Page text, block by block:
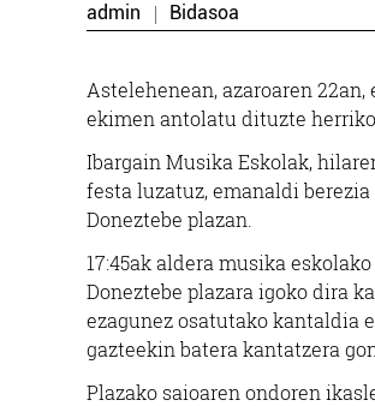
admin Bidasoa
Astelehenean, azaroaren
ekimen antolatu dituzte
Ibargain Musika Eskolak,
festa luzatuz, emanaldi
Doneztebe plazan.
17:45ak aldera musika
Doneztebe plazara igoko dira
ezagunez osatutako kantaldia
gazteekin batera kantatzera
Plazako saioaren ondoren